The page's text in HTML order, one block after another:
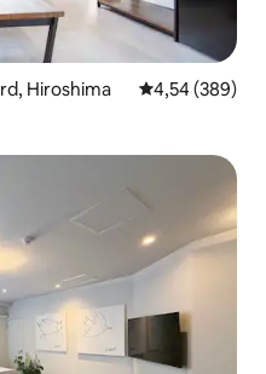
Hiroshima Prosječna
4,54 (389)